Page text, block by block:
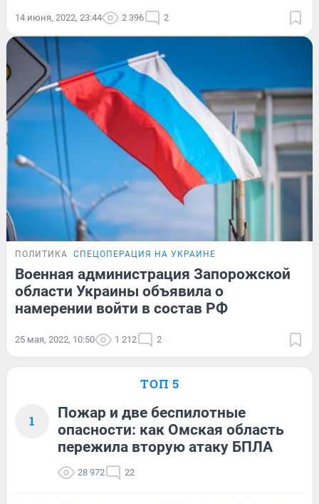
14 июня, 2022, 23:44 2 396 2
ПОЛИТИКА СПЕЦОПЕРАЦИЯ НА УКРАИНЕ
Военная администрация Запорожской
области Украины объявила о
намерении войти в состав РФ
25 мая, 2022, 10:50 1 212 2
ТОП 5
1
Пожар и две беспилотные
опасности: как Омская область
пережила вторую атаку БПЛА
28 972 22